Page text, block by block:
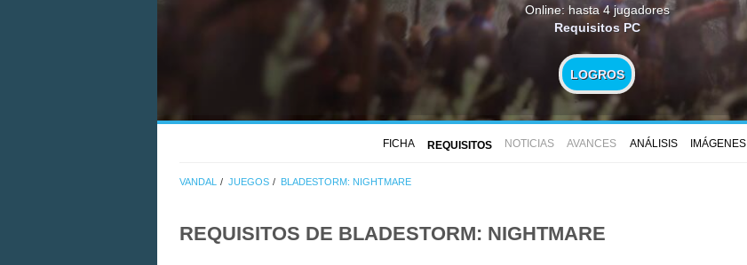
Online: hasta 4 jugadores
Requisitos PC
LOGROS
FICHA REQUISITOS NOTICIAS AVANCES ANÁLISIS IMÁGENES
VANDAL JUEGOS BLADESTORM: NIGHTMARE
REQUISITOS DE BLADESTORM: NIGHTMARE